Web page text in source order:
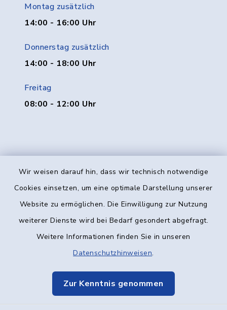
Wir weisen darauf hin, dass wir technisch notwendige
Cookies einsetzen, um eine optimale Darstellung unserer
Website zu ermöglichen. Die Einwilligung zur Nutzung
weiterer Dienste wird bei Bedarf gesondert abgefragt.
Weitere Informationen finden Sie in unseren
Datenschutzhinweisen.
Zur Kenntnis genommen
Montag zusätzlich
14:00 - 16:00 Uhr
Donnerstag zusätzlich
14:00 - 18:00 Uhr
Freitag
08:00 - 12:00 Uhr
Kontakt
Datenschutz
Elektronische Kommunikation